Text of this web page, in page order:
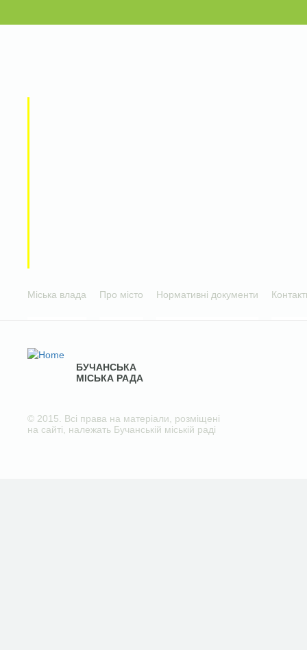
Міська влада Про місто Нормативні документи
БУЧАНСЬКА
МІСЬКА РАДА
© 2015. Всі права на матеріали, розміщені
на сайті, належать Бучанській міській раді